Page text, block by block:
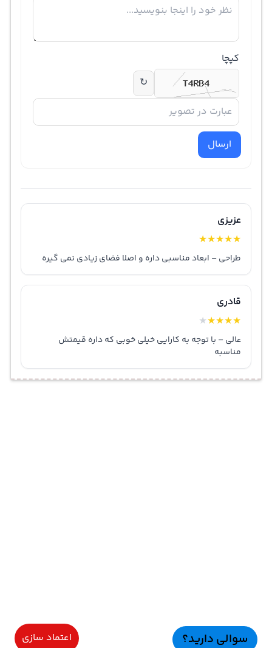
کپچا
↻
ارسال
عزیزی
★
★
★
★
★
طراحی – ابعاد مناسبی داره و اصلا فضای زیادی نمی گیره
قادری
★
★
★
★
★
عالی – با توجه به کارایی خیلی خوبی که داره قیمتش
مناسبه
سوالی دارید؟ اعتماد سازی